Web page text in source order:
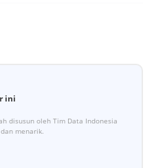
ini
disusun oleh Tim Data Indonesia
menarik.